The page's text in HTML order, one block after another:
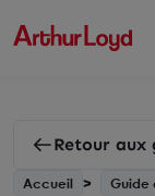
Retour aux
Accueil Guide